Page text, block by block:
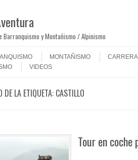
Barranquismo y Montañismo / Alpinismo
MONTAÑISMO
VIDEOS
DE LA ETIQUETA: CASTILLO
Tour en